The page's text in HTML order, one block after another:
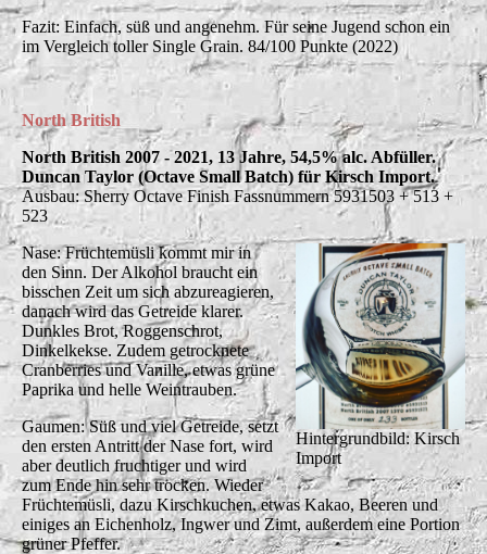
Fazit: Einfach, süß und angenehm. Für seine Jugend schon ein
im Vergleich toller Single Grain. 84/100 Punkte (2022)
North British
North British 2007 - 2021, 13 Jahre, 54,5% alc. Abfüller.
Duncan Taylor (Octave Small Batch) für Kirsch Import.
Ausbau: Sherry Octave Finish Fassnummern 5931503 + 513 +
523
Hintergrundbild: Kirsch
Import
Nase: Früchtemüsli kommt mir in
den Sinn. Der Alkohol braucht ein
bisschen Zeit um sich abzureagieren,
danach wird das Getreide klarer.
Dunkles Brot, Roggenschrot,
Dinkelkekse. Zudem getrocknete
Cranberries und Vanille, etwas grüne
Paprika und helle Weintrauben.
Gaumen: Süß und viel Getreide, setzt
den ersten Antritt der Nase fort, wird
aber deutlich fruchtiger und wird
zum Ende hin sehr trocken. Wieder
Früchtemüsli, dazu Kirschkuchen, etwas Kakao, Beeren und
einiges an Eichenholz, Ingwer und Zimt, außerdem eine Portion
grüner Pfeffer.